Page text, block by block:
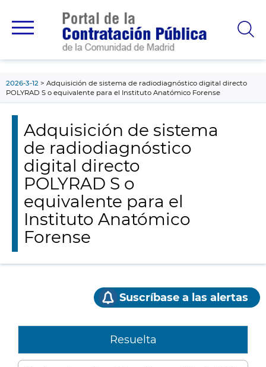
principal
2026-3-12
Adquisición de sistema de radiodiagnóstico digital directo
POLYRAD S o equivalente para el Instituto Anatómico Forense
Adquisición de sistema
de radiodiagnóstico
digital directo
POLYRAD S o
equivalente para el
Instituto Anatómico
Forense
Suscríbase a las alertas
Resuelta